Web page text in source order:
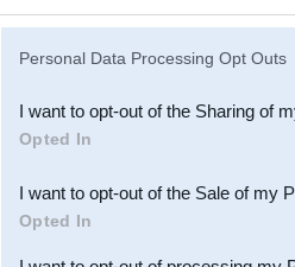
Downstream Participants
third parties.
Personal Data Processing Opt Outs
I want to opt-out of the Sharing of
Opted In
I want to opt-out of the Sale of my
Opted In